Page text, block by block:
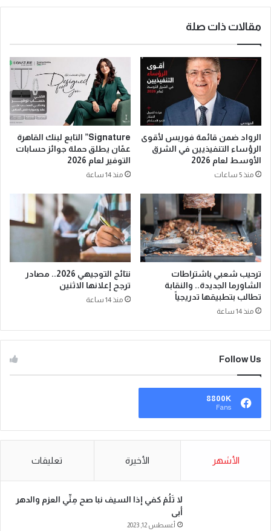
مقالات ذات صلة
الرواد ضمن قائمة فوربس لأقوى
الرؤساء التنفيذيين في الشرق
الأوسط لعام 2026
منذ 5 ساعات
Signature” التابع لبنك القاهرة
عمّان يطلق حملة جوائز حسابات
التوفير لعام 2026
منذ 14 ساعة
ترحيب شعبي باشتراطات
الشاورما الجديدة.. والنقابة
تطالب بتطبيقها تدريجياً
منذ 14 ساعة
نتائج التوجيهي 2026.. مصادر
ترجح إعلانها الاثنين
منذ 14 ساعة
Follow Us
8800K
Fans
الأشهر الأخيرة تعليقات
لا تَلُمْ كفي إذا السيف نبا صح مِنِّي العزم والدهر
أبى
أغسطس 12, 2023